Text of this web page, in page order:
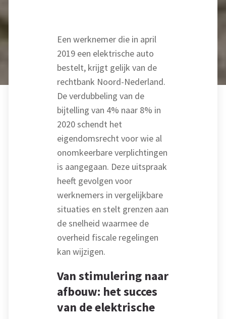
Een werknemer die in april
2019 een elektrische auto
bestelt, krijgt gelijk van de
rechtbank Noord-Nederland.
De verdubbeling van de
bijtelling van 4% naar 8% in
2020 schendt het
eigendomsrecht voor wie al
onomkeerbare verplichtingen
is aangegaan. Deze uitspraak
heeft gevolgen voor
werknemers in vergelijkbare
situaties en stelt grenzen aan
de snelheid waarmee de
overheid fiscale regelingen
kan wijzigen.
Van stimulering naar
afbouw: het succes
van de elektrische